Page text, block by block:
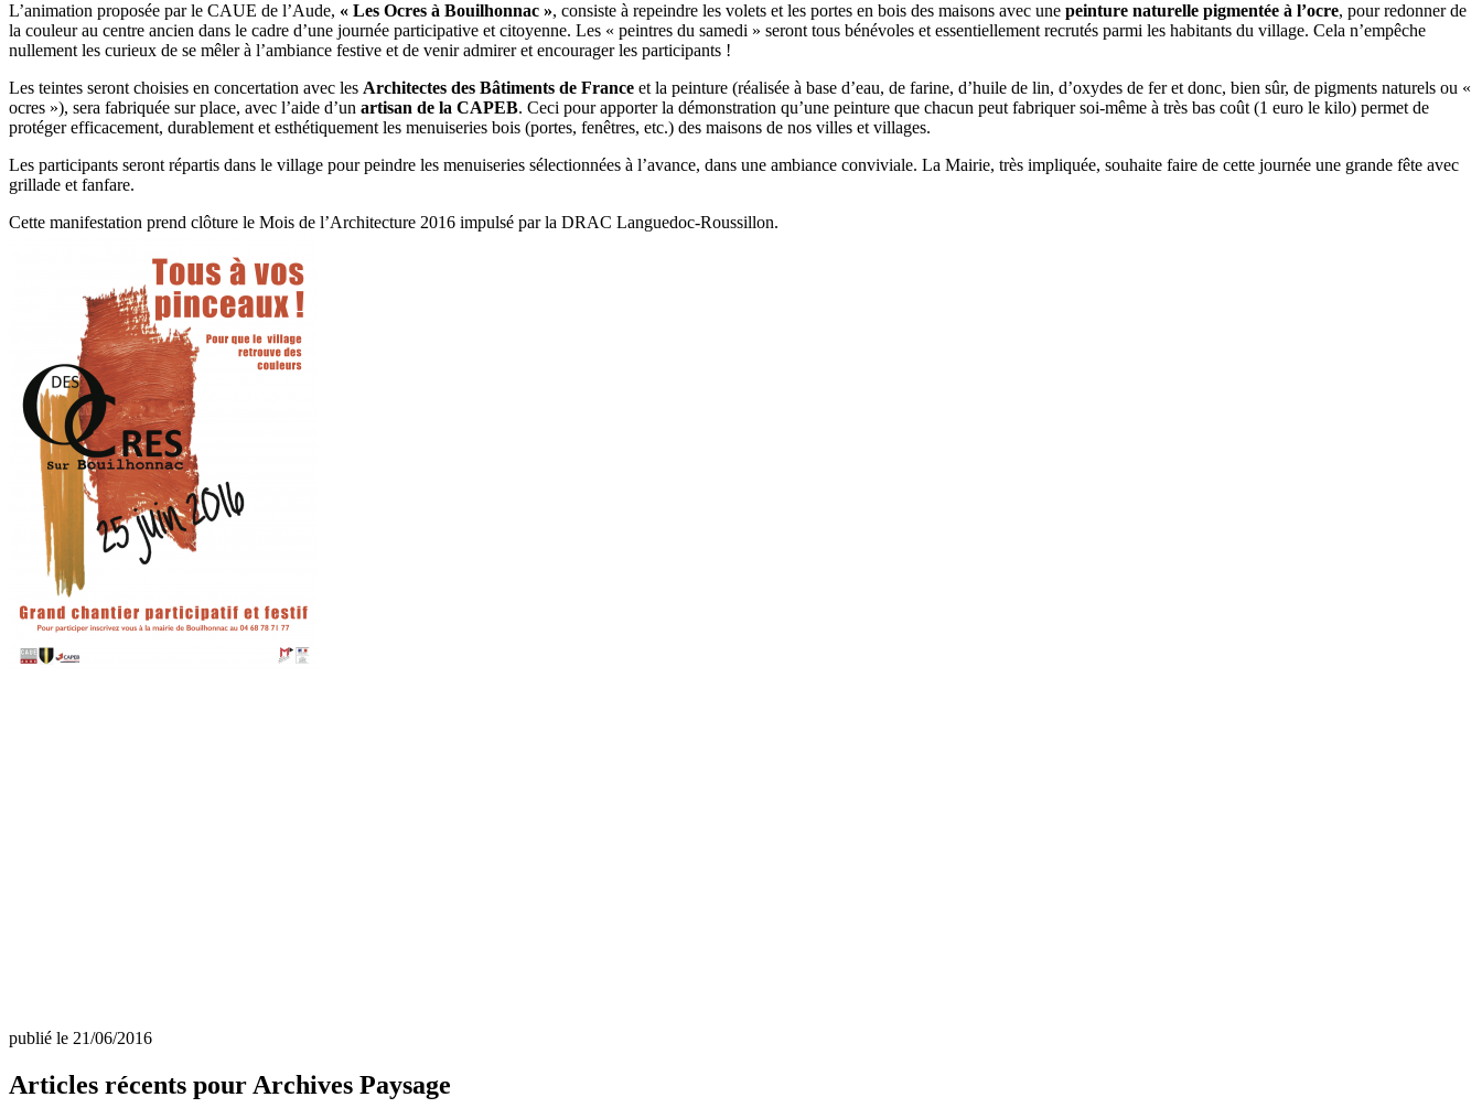
L’animation proposée par le CAUE de l’Aude, « Les Ocres à Bouilhonnac », consiste à repeindre les volets et les portes en bois des maisons avec une peinture naturelle pigmentée à l’ocre, pour redonner de
la couleur au centre ancien dans le cadre d’une journée participative et citoyenne. Les « peintres du samedi » seront tous bénévoles et essentiellement recrutés parmi les habitants du village. Cela n’empêche
nullement les curieux de se mêler à l’ambiance festive et de venir admirer et encourager les participants !
Les teintes seront choisies en concertation avec les Architectes des Bâtiments de France et la peinture (réalisée à base d’eau, de farine, d’huile de lin, d’oxydes de fer et donc, bien sûr, de pigments naturels ou «
ocres »), sera fabriquée sur place, avec l’aide d’un artisan de la CAPEB. Ceci pour apporter la démonstration qu’une peinture que chacun peut fabriquer soi-même à très bas coût (1 euro le kilo) permet de
protéger efficacement, durablement et esthétiquement les menuiseries bois (portes, fenêtres, etc.) des maisons de nos villes et villages.
Les participants seront répartis dans le village pour peindre les menuiseries sélectionnées à l’avance, dans une ambiance conviviale. La Mairie, très impliquée, souhaite faire de cette journée une grande fête avec
grillade et fanfare.
Cette manifestation prend clôture le Mois de l’Architecture 2016 impulsé par la DRAC Languedoc-Roussillon.
publié le 21/06/2016
Articles récents pour Archives Paysage